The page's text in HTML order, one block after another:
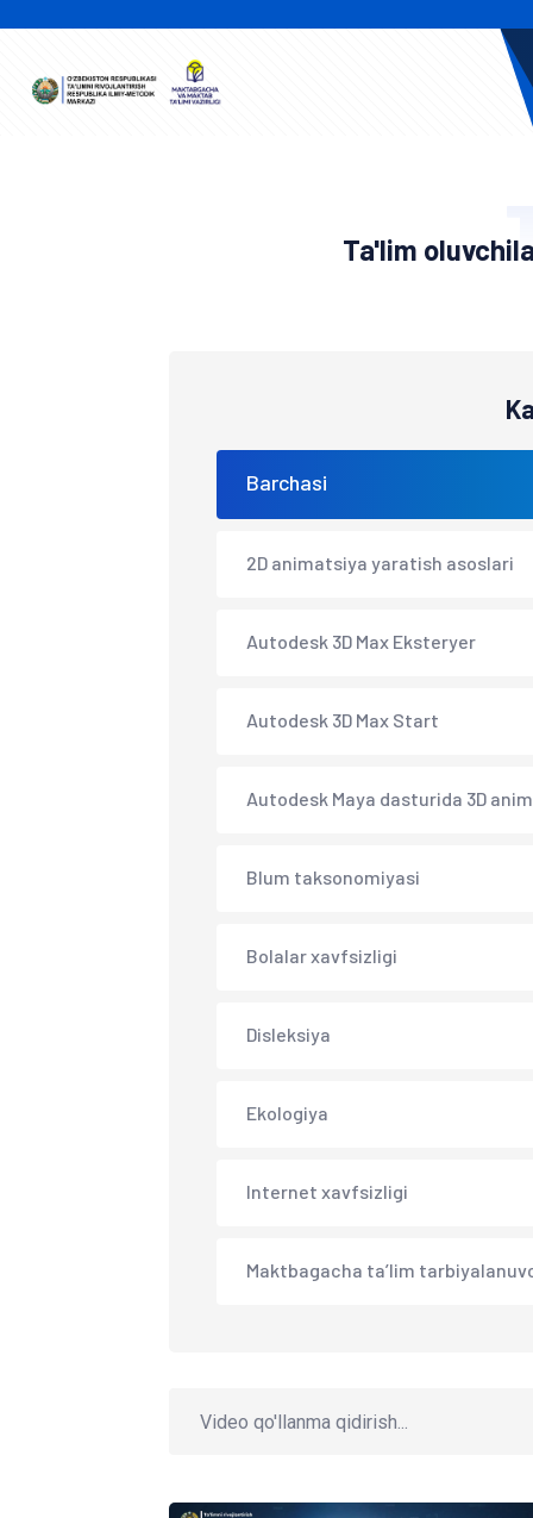
Ta'lim
Barchasi
2D animatsiya yaratish asoslari
Autodesk 3D Max Eksteryer
Autodesk 3D Max Start
Autodesk Maya dasturida 3D
Blum taksonomiyasi
Bolalar xavfsizligi
Disleksiya
Ekologiya
Internet xavfsizligi
Maktbagacha ta’lim